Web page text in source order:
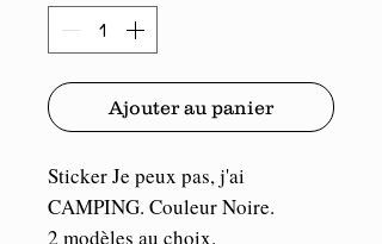
Ajouter au panier
Sticker Je peux pas, j'ai
CAMPING. Couleur Noire.
2 modèles au choix.